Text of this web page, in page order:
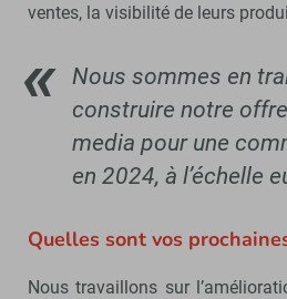
ventes, la visibilité de leurs
Nous sommes en
construire notre
media pour une
en 2024, à l’échelle
Quelles sont vos
Nous travaillons sur